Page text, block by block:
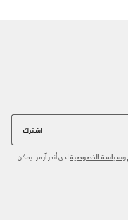
اشترك
وسياسة الخصوصية لدى أندر آرمر. يمكن